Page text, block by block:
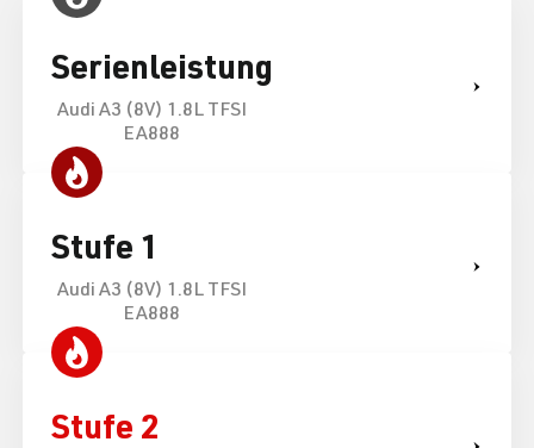
Serienleistung
Audi A3 (8V) 1.8L TFSI
EA888
Stufe 1
Audi A3 (8V) 1.8L TFSI
EA888
Stufe 2